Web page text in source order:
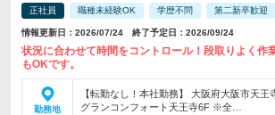
正社員 職種未経験OK 学歴不問 第二新卒歓迎
情報更新日：2026/07/24 終了予定日：2026/09/24
状況に合わせて時間をコントロール！段取りよく作
もOKです。
勤務地
【転勤なし！本社勤務】 大阪府大阪市天王
グランコンフォート天王寺6F ※全…